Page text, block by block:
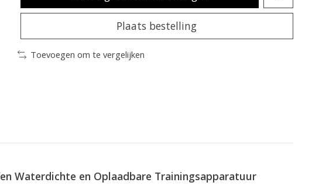
Plaats bestelling
Toevoegen om te vergelijken
Waterdichte en Oplaadbare Trainingsapparatuur